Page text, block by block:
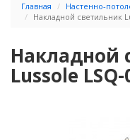
Главная
Настенно-
Накладной светильник
Накладной
Lussole